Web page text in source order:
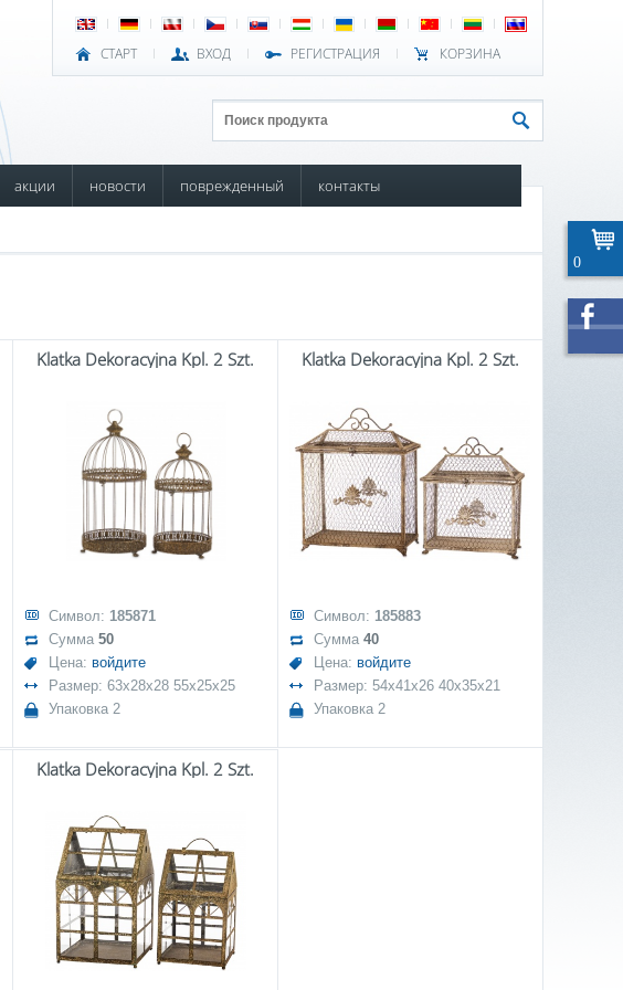
СТАРТ ВХОД РЕГИСТРАЦИЯ КОРЗИНА
акции новости поврежденный контакты
Klatka Dekoracyjna Kpl. 2 Szt.
Символ: 185871
Сумма 50
Цена: войдите
Размер: 63x28x28 55x25x25
Упаковка 2
Klatka Dekoracyjna Kpl. 2 Szt.
Символ: 185883
Сумма 40
Цена: войдите
Размер: 54x41x26 40x35x21
Упаковка 2
Klatka Dekoracyjna Kpl. 2 Szt.
0